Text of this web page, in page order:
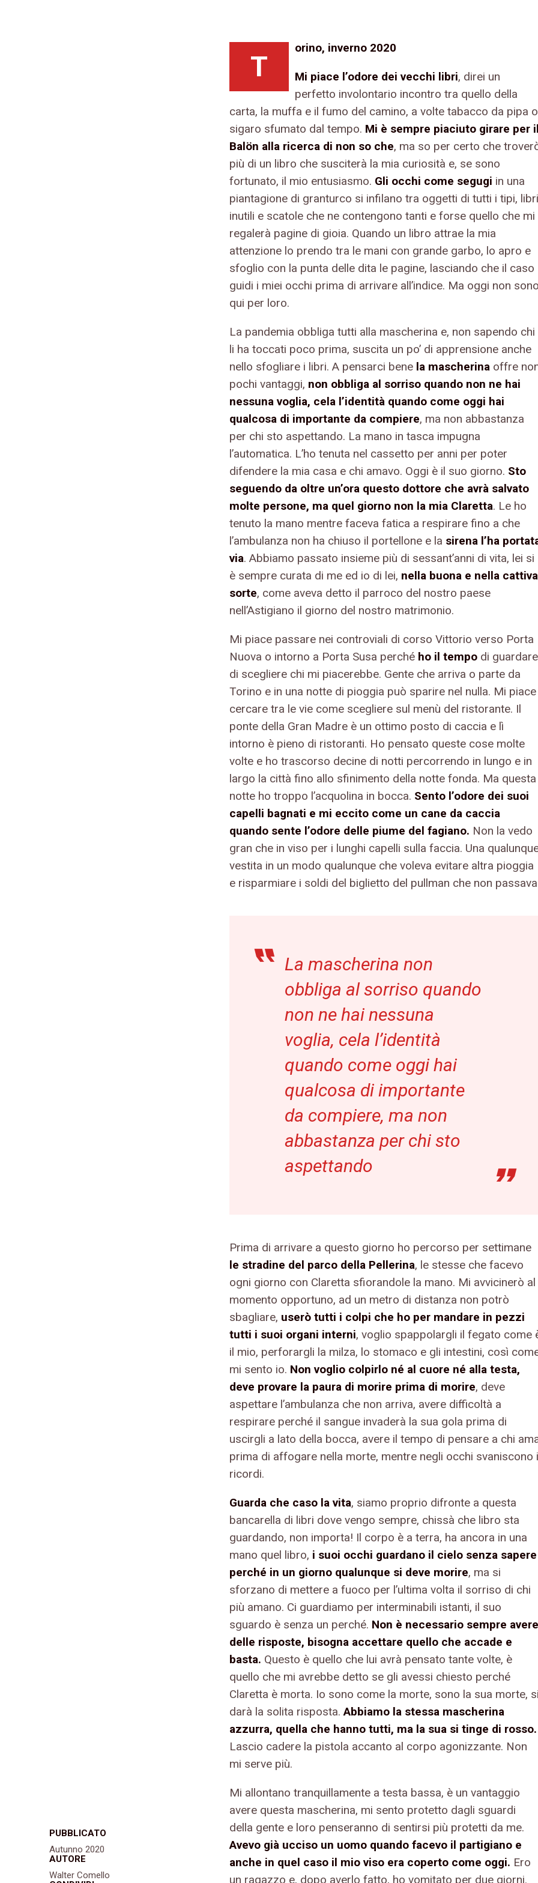
PUBBLICATO
Autunno 2020
AUTORE
Walter Comello
T
orino, inverno 2020
Mi piace l’odore dei vecchi libri, direi un
perfetto involontario incontro tra quello della
carta, la muffa e il fumo del camino, a volte tabacco da pipa o
sigaro sfumato dal tempo. Mi è sempre piaciuto girare per
Balön alla ricerca di non so che, ma so per certo che
più di un libro che susciterà la mia curiosità e, se sono
fortunato, il mio entusiasmo. Gli occhi come segugi in una
piantagione di granturco si infilano tra oggetti di tutti i tipi, libri
inutili e scatole che ne contengono tanti e forse quello che mi
regalerà pagine di gioia. Quando un libro attrae la mia
attenzione lo prendo tra le mani con grande garbo, lo apro e
sfoglio con la punta delle dita le pagine, lasciando che il caso
guidi i miei occhi prima di arrivare all’indice. Ma oggi non
qui per loro.
La pandemia obbliga tutti alla mascherina e, non sapendo chi
li ha toccati poco prima, suscita un po’ di apprensione anche
nello sfogliare i libri. A pensarci bene la mascherina offre
pochi vantaggi, non obbliga al sorriso quando non ne hai
nessuna voglia, cela l’identità quando come oggi hai
qualcosa di importante da compiere, ma non abbastanza
per chi sto aspettando. La mano in tasca impugna
l’automatica. L’ho tenuta nel cassetto per anni per poter
difendere la mia casa e chi amavo. Oggi è il suo giorno. Sto
seguendo da oltre un’ora questo dottore che avrà salvato
molte persone, ma quel giorno non la mia Claretta. Le ho
tenuto la mano mentre faceva fatica a respirare fino a che
l’ambulanza non ha chiuso il portellone e la sirena l’ha
via. Abbiamo passato insieme più di sessant’anni di vita, lei si
è sempre curata di me ed io di lei, nella buona e nella cattiva
sorte, come aveva detto il parroco del nostro paese
nell’Astigiano il giorno del nostro matrimonio.
Mi piace passare nei controviali di corso Vittorio verso Porta
Nuova o intorno a Porta Susa perché ho il tempo di
di scegliere chi mi piacerebbe. Gente che arriva o parte da
Torino e in una notte di pioggia può sparire nel nulla. Mi piace
cercare tra le vie come scegliere sul menù del ristorante. Il
ponte della Gran Madre è un ottimo posto di caccia e lì
intorno è pieno di ristoranti. Ho pensato queste cose molte
volte e ho trascorso decine di notti percorrendo in lungo e in
largo la città fino allo sfinimento della notte fonda. Ma questa
notte ho troppo l’acquolina in bocca. Sento l’odore dei suoi
capelli bagnati e mi eccito come un cane da caccia
quando sente l’odore delle piume del fagiano. Non la vedo
gran che in viso per i lunghi capelli sulla faccia. Una
vestita in un modo qualunque che voleva evitare altra pioggia
e risparmiare i soldi del biglietto del pullman che non
La mascherina non
obbliga al sorriso quando
non ne hai nessuna
voglia, cela l’identità
quando come oggi hai
qualcosa di importante
da compiere, ma non
abbastanza per chi sto
aspettando
Prima di arrivare a questo giorno ho percorso per settimane
le stradine del parco della Pellerina, le stesse che facevo
ogni giorno con Claretta sfiorandole la mano. Mi avvicinerò al
momento opportuno, ad un metro di distanza non potrò
sbagliare, userò tutti i colpi che ho per mandare in pezzi
tutti i suoi organi interni, voglio spappolargli il fegato come
il mio, perforargli la milza, lo stomaco e gli intestini, così
mi sento io. Non voglio colpirlo né al cuore né alla testa,
deve provare la paura di morire prima di morire, deve
aspettare l’ambulanza che non arriva, avere difficoltà a
respirare perché il sangue invaderà la sua gola prima di
uscirgli a lato della bocca, avere il tempo di pensare a chi
prima di affogare nella morte, mentre negli occhi svaniscono i
ricordi.
Guarda che caso la vita, siamo proprio difronte a questa
bancarella di libri dove vengo sempre, chissà che libro sta
guardando, non importa! Il corpo è a terra, ha ancora in una
mano quel libro, i suoi occhi guardano il cielo senza sapere
perché in un giorno qualunque si deve morire, ma si
sforzano di mettere a fuoco per l’ultima volta il sorriso di chi
più amano. Ci guardiamo per interminabili istanti, il suo
sguardo è senza un perché. Non è necessario sempre avere
delle risposte, bisogna accettare quello che accade e
basta. Questo è quello che lui avrà pensato tante volte, è
quello che mi avrebbe detto se gli avessi chiesto perché
Claretta è morta. Io sono come la morte, sono la sua morte,
darà la solita risposta.Abbiamo la stessa mascherina
azzurra, quella che hanno tutti, ma la sua si tinge di rosso.
Lascio cadere la pistola accanto al corpo agonizzante. Non
mi serve più.
Mi allontano tranquillamente a testa bassa, è un vantaggio
avere questa mascherina, mi sento protetto dagli sguardi
della gente e loro penseranno di sentirsi più protetti da me.
Avevo già ucciso un uomo quando facevo il partigiano e
anche in quel caso il mio viso era coperto come oggi. Ero
un ragazzo e, dopo averlo fatto, ho vomitato per due giorni.